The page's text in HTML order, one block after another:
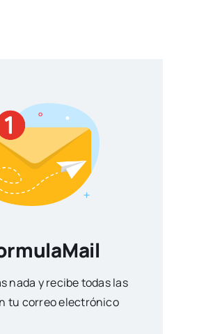
nada y recibe todas las
tu correo electrónico